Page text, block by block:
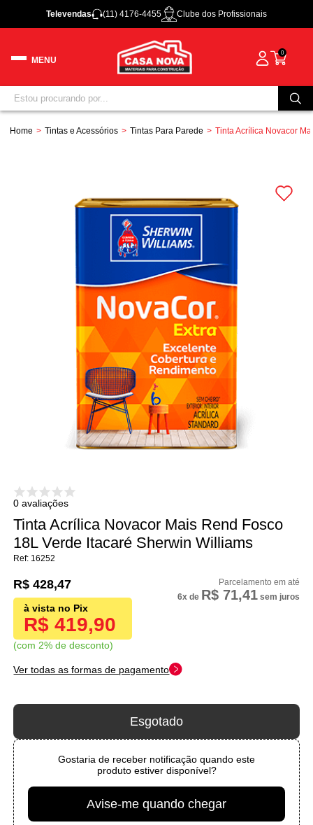
Televendas (11) 4176-4455 Clube dos Profissionais
0
Home Tintas e Acessórios Tintas Para Parede Tinta Acrílica Novacor
0 avaliações
Tinta Acrílica Novacor Mais Rend Fosco
18L Verde Itacaré Sherwin Williams
16252
R$ 419,90
com 2% de desconto
R$ 428,47
6x de R$ 71,41sem juros
Ver todas as formas de pagamento
Esgotado
Gostaria de receber notificação quando este
produto estiver disponível?
Avise-me quando chegar